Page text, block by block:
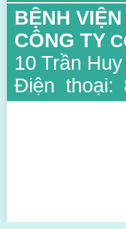
BỆNH
CÔNG TY
10 Trần
Điện thoại:
3847.6734